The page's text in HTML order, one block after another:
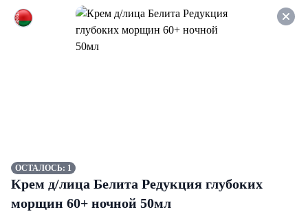
Оформляйте заказ НА
САМОВЫВОЗ и получайте
СКИДКУ 7%
ОСТАЛОСЬ: 1
Крем д/лица Белита Редукция глубоких
морщин 60+ ночной 50мл